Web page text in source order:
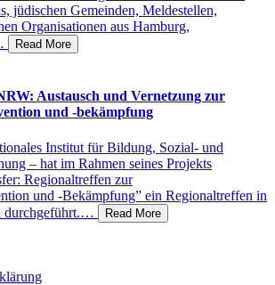
jüdischen Gemeinden, Meldestellen,
Organisationen aus Hamburg,
Read More
Austausch und Vernetzung zur
und -bekämpfung
Institut für Bildung, Sozial- und
– hat im Rahmen seines Projekts
Regionaltreffen zur
und -Bekämpfung” ein Regionaltreffen in
durchgeführt.…
Read More